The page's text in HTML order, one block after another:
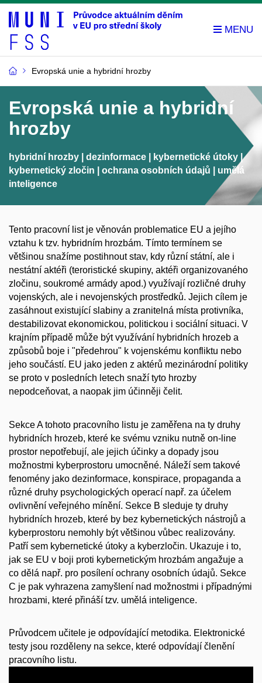
Evropská unie a hybridní hrozby
Evropská unie a hybridní
hrozby
hybridní hrozby | dezinformace | kybernetické útoky |
kybernetický zločin | ochrana osobních údajů | umělá
inteligence
Tento pracovní list je věnován problematice EU a jejího
vztahu k tzv. hybridním hrozbám. Tímto termínem se
většinou snažíme postihnout stav, kdy různí státní, ale i
nestátní aktéři (teroristické skupiny, aktéři organizovaného
zločinu, soukromé armády apod.) využívají rozličné druhy
vojenských, ale i nevojenských prostředků. Jejich cílem je
zasáhnout existující slabiny a zranitelná místa protivníka,
destabilizovat ekonomickou, politickou i sociální situaci. V
krajním případě může být využívání hybridních hrozeb a
způsobů boje i "předehrou" k vojenskému konfliktu nebo
jeho součástí. EU jako jeden z aktérů mezinárodní politiky
se proto v posledních letech snaží tyto hrozby
nepodceňovat, a naopak jim účinněji čelit.
Sekce A tohoto pracovního listu je zaměřena na ty druhy
hybridních hrozeb, které ke svému vzniku nutně on-line
prostor nepotřebují, ale jejich účinky a dopady jsou
možnostmi kyberprostoru umocněné. Náleží sem takové
fenomény jako dezinformace, konspirace, propaganda a
různé druhy psychologických operací např. za účelem
ovlivnění veřejného mínění. Sekce B sleduje ty druhy
hybridních hrozeb, které by bez kybernetických nástrojů a
kyberprostoru nemohly být většinou vůbec realizovány.
Patří sem kybernetické útoky a kyberzločin. Ukazuje i to,
jak se EU v boji proti kybernetickým hrozbám angažuje a
co dělá např. pro posílení ochrany osobních údajů. Sekce
C je pak vyhrazena zamyšlení nad možnostmi i případnými
hrozbami, které přináší tzv. umělá inteligence.
Průvodcem učitele je odpovídající metodika. Elektronické
testy jsou rozděleny na sekce, které odpovídají členění
pracovního listu.